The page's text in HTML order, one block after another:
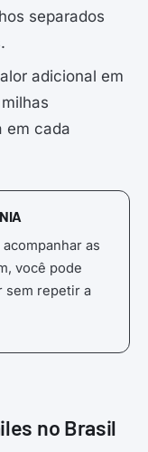
separados
adicional em
em cada
acompanhar as
você pode
sem repetir a
no Brasil